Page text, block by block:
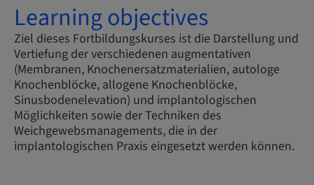
Learning objectives
Ziel dieses Fortbildungskurses ist die Darstellung und
Vertiefung der verschiedenen augmentativen
(Membranen, Knochenersatzmaterialien, autologe
Knochenblöcke, allogene Knochenblöcke,
Sinusbodenelevation) und implantologischen
Möglichkeiten sowie der Techniken des
Weichgewebsmanagements, die in der
implantologischen Praxis eingesetzt werden können.